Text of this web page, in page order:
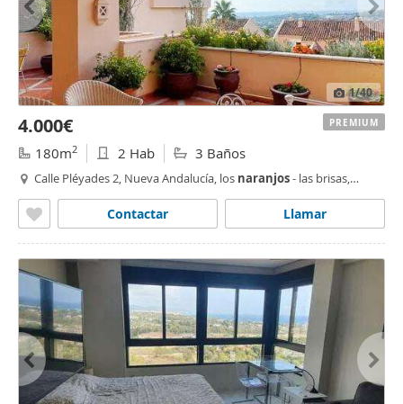
1/40
4.000€
180m2 2 Hab 3 Baños
Calle Pléyades 2, Nueva Andalucía, los naranjos- las brisas,
Llamar
Contactar
PREMIUM